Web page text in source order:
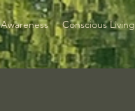
Awareness Conscious Living